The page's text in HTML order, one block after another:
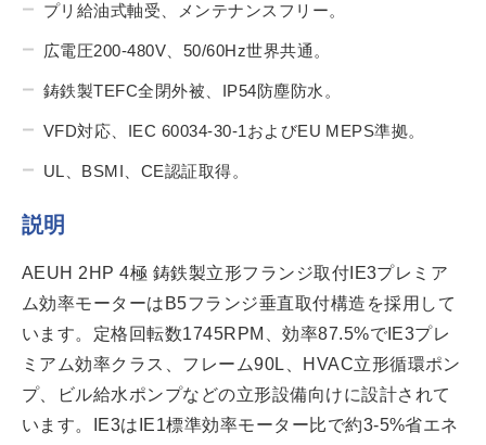
プリ給油式軸受、メンテナンスフリー。
広電圧200-480V、50/60Hz世界共通。
鋳鉄製TEFC全閉外被、IP54防塵防水。
VFD対応、IEC 60034-30-1およびEU MEPS準拠。
UL、BSMI、CE認証取得。
説明
AEUH 2HP 4極 鋳鉄製立形フランジ取付IE3プレミア
ム効率モーターはB5フランジ垂直取付構造を採用して
います。定格回転数1745RPM、効率87.5%でIE3プレ
ミアム効率クラス、フレーム90L、HVAC立形循環ポン
プ、ビル給水ポンプなどの立形設備向けに設計されて
います。IE3はIE1標準効率モーター比で約3-5%省エネ